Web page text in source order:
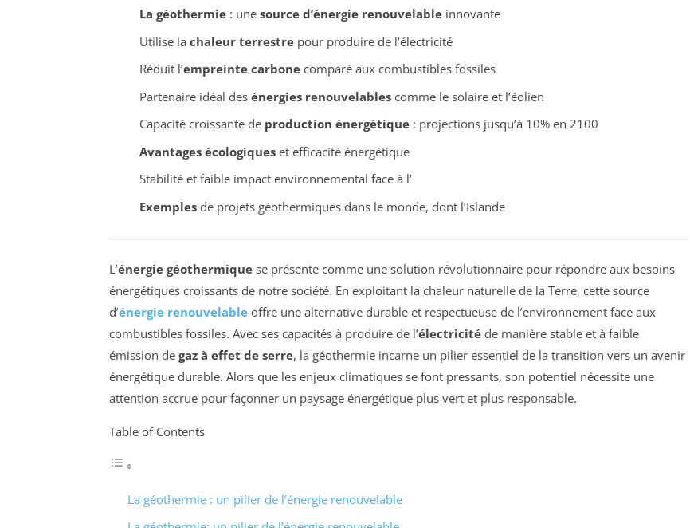
La géothermie: une source d’énergie renouvelableinnovante
Utilise la chaleur terrestrepour produire de l’électricité
Réduit l’empreinte carbonecomparé aux combustibles fossiles
Partenaire idéal des énergies renouvelablescomme le solaire et l’éolien
Capacité croissante de production énergétique: projections jusqu’à 10% en 2100
Avantages écologiqueset efficacité énergétique
Stabilité et faible impact environnemental face à l’
Exemplesde projets géothermiques dans le monde, dont l’Islande
L’énergie géothermique se présente comme une solution révolutionnaire pour répondre aux besoins
énergétiques croissants de notre société. En exploitant la chaleur naturelle de la Terre, cette source
d’énergie renouvelable offre une alternative durable et respectueuse de l’environnement face aux
combustibles fossiles. Avec ses capacités à produire de l’électricité de manière stable et à faible
émission de gaz à effet de serre, la géothermie incarne un pilier essentiel de la transition vers un avenir
énergétique durable. Alors que les enjeux climatiques se font pressants, son potentiel nécessite une
attention accrue pour façonner un paysage énergétique plus vert et plus responsable.
Table of Contents
La géothermie : un pilier de l’énergie renouvelable